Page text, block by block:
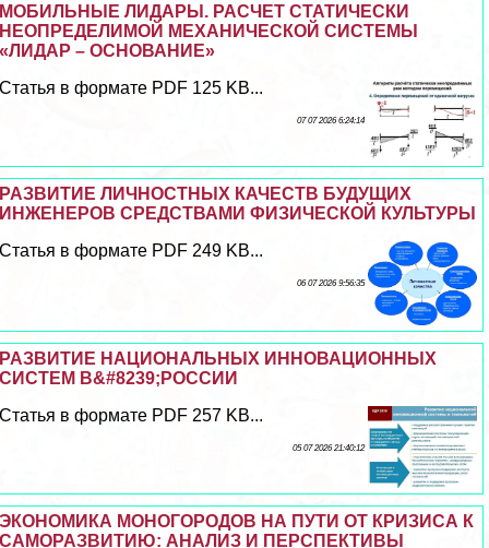
МОБИЛЬНЫЕ ЛИДАРЫ. РАСЧЕТ СТАТИЧЕСКИ
НЕОПРЕДЕЛИМОЙ МЕХАНИЧЕСКОЙ СИСТЕМЫ
«ЛИДАР – ОСНОВАНИЕ»
Статья в формате PDF 125 KB...
07 07 2026 6:24:14
РАЗВИТИЕ ЛИЧНОСТНЫХ КАЧЕСТВ БУДУЩИХ
ИНЖЕНЕРОВ СРЕДСТВАМИ ФИЗИЧЕСКОЙ КУЛЬТУРЫ
Статья в формате PDF 249 KB...
06 07 2026 9:56:35
РАЗВИТИЕ НАЦИОНАЛЬНЫХ ИННОВАЦИОННЫХ
СИСТЕМ В&#8239;РОССИИ
Статья в формате PDF 257 KB...
05 07 2026 21:40:12
ЭКОНОМИКА МОНОГОРОДОВ НА ПУТИ ОТ КРИЗИСА К
САМОРАЗВИТИЮ: АНАЛИЗ И ПЕРСПЕКТИВЫ